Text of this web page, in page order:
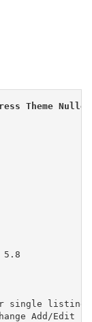
Theme
5.8
single listing
Add/Edit